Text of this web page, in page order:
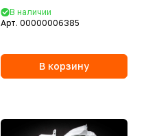
В наличии
Арт. 00000006385
В корзину